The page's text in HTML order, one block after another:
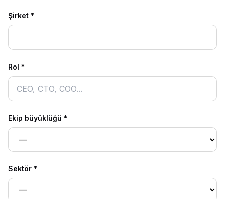
Şirket *
Rol *
Ekip büyüklüğü *
Sektör *